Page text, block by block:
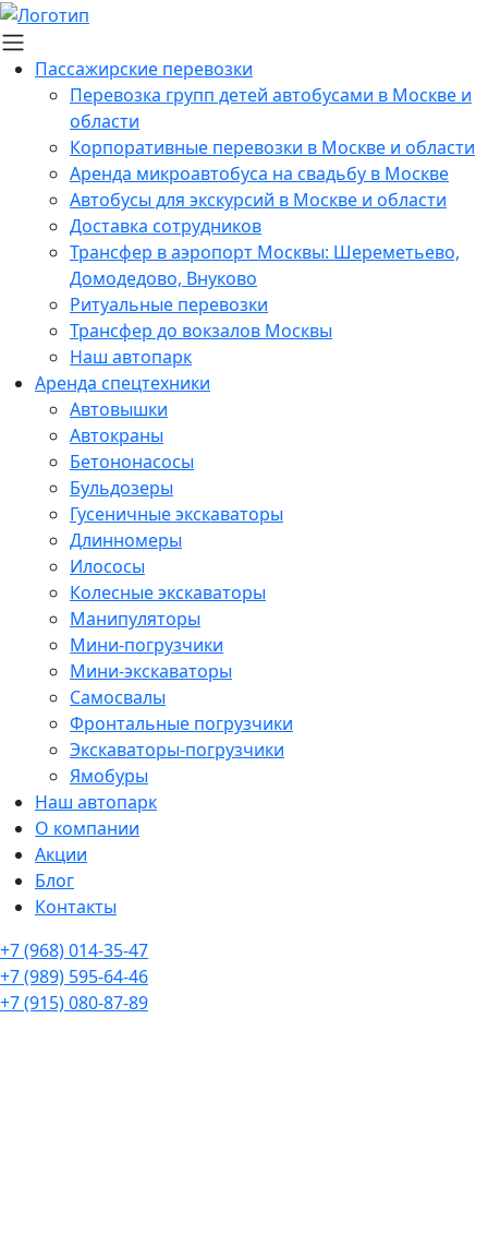
Пассажирские перевозки
Перевозка групп детей автобусами в Москве и
области
Корпоративные перевозки в Москве и области
Аренда микроавтобуса на свадьбу в Москве
Автобусы для экскурсий в Москве и области
Доставка сотрудников
Трансфер в аэропорт Москвы: Шереметьево,
Домодедово, Внуково
Ритуальные перевозки
Трансфер до вокзалов Москвы
Наш автопарк
Аренда спецтехники
Автовышки
Автокраны
Бетононасосы
Бульдозеры
Гусеничные экскаваторы
Длинномеры
Илососы
Колесные экскаваторы
Манипуляторы
Мини-погрузчики
Мини-экскаваторы
Самосвалы
Фронтальные погрузчики
Экскаваторы-погрузчики
Ямобуры
Наш автопарк
О компании
Акции
Блог
Контакты
+7 (968) 014-35-47
+7 (989) 595-64-46
+7 (915) 080-87-89